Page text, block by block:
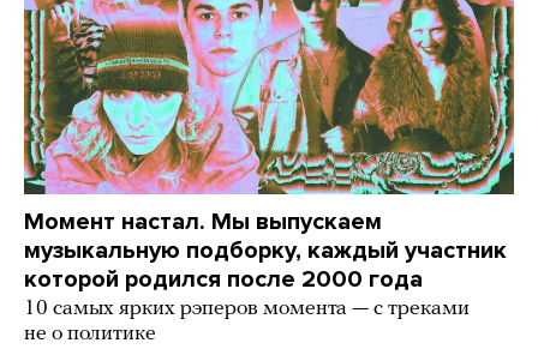
Момент настал. Мы выпускаем
музыкальную подборку, каждый участник
которой родился после 2000 года
10 самых ярких рэперов момента — с треками
не о политике